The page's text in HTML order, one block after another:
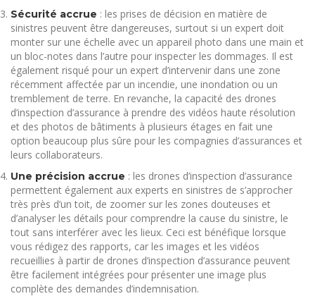
Sécurité accrue : les prises de décision en matière de
sinistres peuvent être dangereuses, surtout si un expert doit
monter sur une échelle avec un appareil photo dans une main et
un bloc-notes dans l’autre pour inspecter les dommages. Il est
également risqué pour un expert d’intervenir dans une zone
récemment affectée par un incendie, une inondation ou un
tremblement de terre. En revanche, la capacité des drones
d’inspection d’assurance à prendre des vidéos haute résolution
et des photos de bâtiments à plusieurs étages en fait une
option beaucoup plus sûre pour les compagnies d’assurances et
leurs collaborateurs.
Une précision accrue : les drones d’inspection d’assurance
permettent également aux experts en sinistres de s’approcher
très près d’un toit, de zoomer sur les zones douteuses et
d’analyser les détails pour comprendre la cause du sinistre, le
tout sans interférer avec les lieux. Ceci est bénéfique lorsque
vous rédigez des rapports, car les images et les vidéos
recueillies à partir de drones d’inspection d’assurance peuvent
être facilement intégrées pour présenter une image plus
complète des demandes d’indemnisation.